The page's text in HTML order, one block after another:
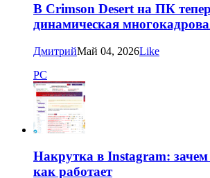
В Crimson Desert на ПК
динамическая
ДмитрийМай 04, 2026Like
PC
Накрутка в Instagram:
как работает